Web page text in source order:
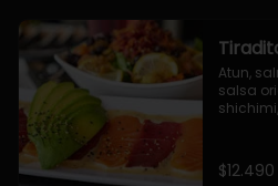
Atun,
salsa
$12.490